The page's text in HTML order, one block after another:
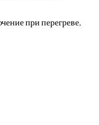
при перегреве,